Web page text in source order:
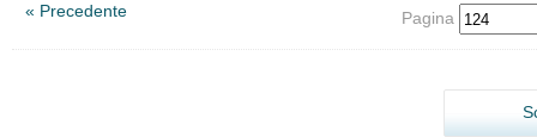
« Precedente Pagina